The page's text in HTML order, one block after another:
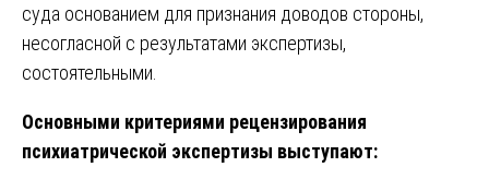
суда основанием для признания доводов стороны,
несогласной с результатами экспертизы,
состоятельными.
Основными критериями рецензирования
психиатрической экспертизы выступают: